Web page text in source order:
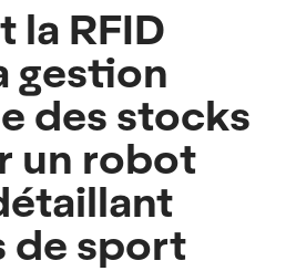
la RFID
gestion
des stocks
un robot
de sport